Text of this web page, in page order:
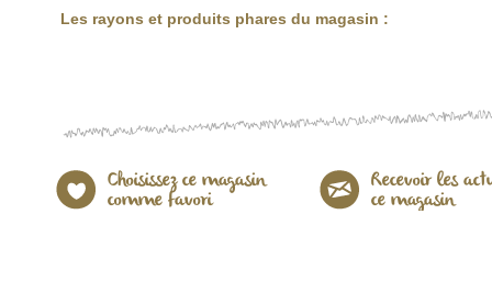
Les rayons et produits phares du magasin :